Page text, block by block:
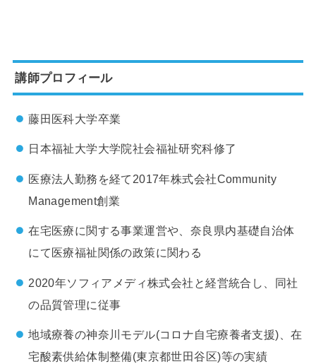
講師プロフィール
藤田医科大学卒業
日本福祉大学大学院社会福祉研究科修了
医療法人勤務を経て2017年株式会社Community
Management創業
在宅医療に関する事業運営や、奈良県内基礎自治体
にて医療福祉関係の政策に関わる
2020年ソフィアメディ株式会社と経営統合し、同社
の品質管理に従事
地域療養の神奈川モデル(コロナ自宅療養者支援)、在
宅酸素供給体制整備(東京都世田谷区)等の実績